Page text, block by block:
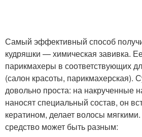
Самый эффективный способ
кудряшки — химическая завивка.
парикмахеры в соответствующих
(салон красоты, парикмахерская).
довольно проста: на накрученные
наносят специальный состав, он
кератином, делает волосы
средство может быть разным: